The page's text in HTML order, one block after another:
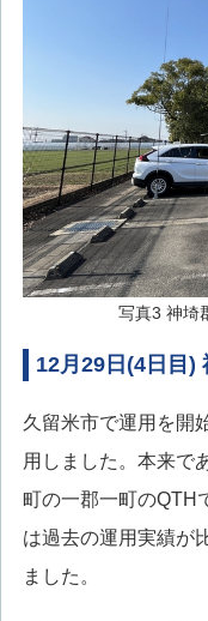
写真3 神埼
12月29日(4日目)
久留米市で運用を開
用しました。本来で
町の一郡一町のQTH
は過去の運用実績が
ました。